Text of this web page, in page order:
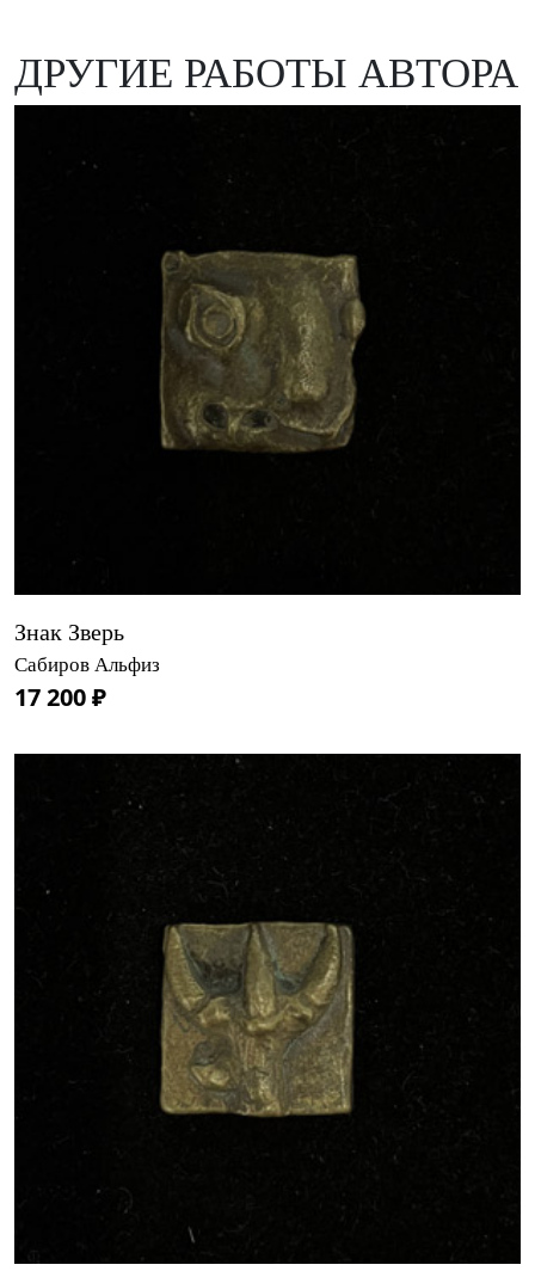
ДРУГИЕ РАБОТЫ АВТОРА
Знак Зверь
Сабиров Альфиз
17 200 ₽